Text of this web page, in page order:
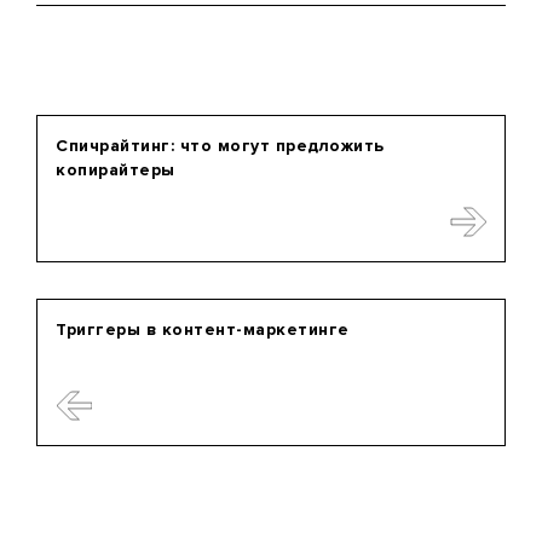
Триггеры в контент-маркетинге
Спичрайтинг: что могут предложить
копирайтеры